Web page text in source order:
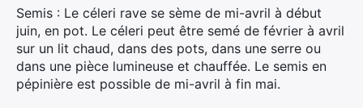
Semis : Le céleri rave se sème de mi-avril à début
juin, en pot. Le céleri peut être semé de février à avril
sur un lit chaud, dans des pots, dans une serre ou
dans une pièce lumineuse et chauffée. Le semis en
pépinière est possible de mi-avril à fin mai.